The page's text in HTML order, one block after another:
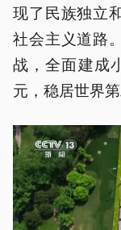
现了民族独立
社会主义道路
战，全面建成
元，稳居世界第